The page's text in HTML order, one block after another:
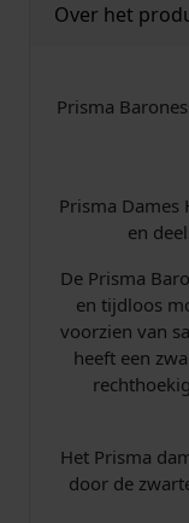
e
a
e
s
B
i
c
o
l
a
Over het
Prisma
Prisma Dames
en
De Prisma
en tijdloos
voorzien van
heeft een
Het Prisma
door de